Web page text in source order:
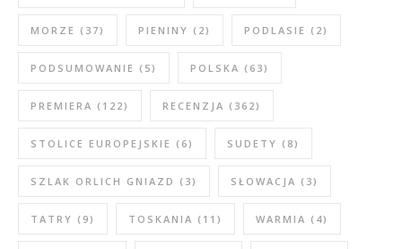
MORZE (37) PIENINY (2) PODLASIE (2)
PODSUMOWANIE (5) POLSKA (63)
PREMIERA (122) RECENZJA (362)
STOLICE EUROPEJSKIE (6) SUDETY (8)
SZLAK ORLICH GNIAZD (3) SŁOWACJA (3)
TATRY (9) TOSKANIA (11) WARMIA (4)